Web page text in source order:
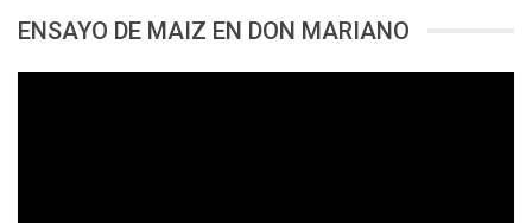
ENSAYO DE MAIZ EN DON MARIANO